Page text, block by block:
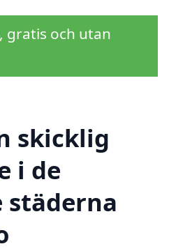
gratis och utan
skicklig
i de
städerna